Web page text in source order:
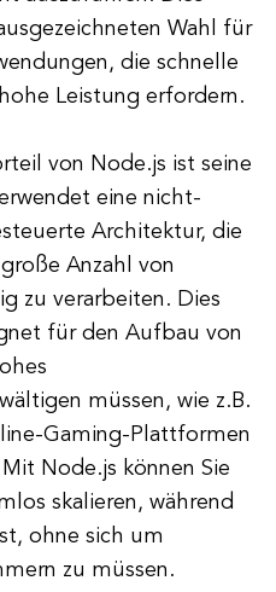
Wahl für
die schnelle
Leistung erfordern.
von Node.js ist seine
eine nicht-
Architektur, die
Anzahl von
zu verarbeiten. Dies
für den Aufbau von
müssen, wie z.B.
Gaming-Plattformen
Node.js können Sie
skalieren, während
ohne sich um
zu müssen.